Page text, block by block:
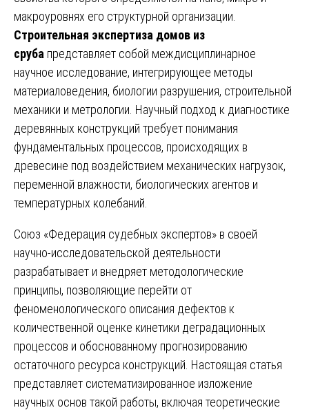
макроуровнях его структурной организации.
Строительная экспертиза домов из
сруба представляет собой междисциплинарное
научное исследование, интегрирующее методы
материаловедения, биологии разрушения, строительной
механики и метрологии. Научный подход к диагностике
деревянных конструкций требует понимания
фундаментальных процессов, происходящих в
древесине под воздействием механических нагрузок,
переменной влажности, биологических агентов и
температурных колебаний.
Союз «Федерация судебных экспертов» в своей
научно-исследовательской деятельности
разрабатывает и внедряет методологические
принципы, позволяющие перейти от
феноменологического описания дефектов к
количественной оценке кинетики деградационных
процессов и обоснованному прогнозированию
остаточного ресурса конструкций. Настоящая статья
представляет систематизированное изложение
научных основ такой работы, включая теоретические